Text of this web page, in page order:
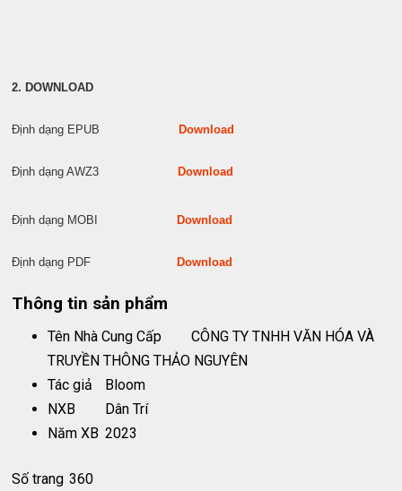
2. DOWNLOAD
Định dạng EPUBDownload
Định dạng AWZ3Download
Định dạng MOBIDownload
Định dạng PDFDownload
Thông tin sản phẩm
Tên Nhà Cung Cấp
CÔNG TY TNHH VĂN HÓA VÀ
TRUYỀN THÔNG THẢO NGUYÊN
Tác giả
Bloom
NXB
Dân Trí
Năm XB 2023
Số trang 360